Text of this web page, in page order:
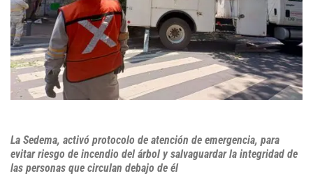
La Sedema, activó protocolo de atención de emergencia, para
evitar riesgo de incendio del árbol y salvaguardar la integridad de
las personas que circulan debajo de él